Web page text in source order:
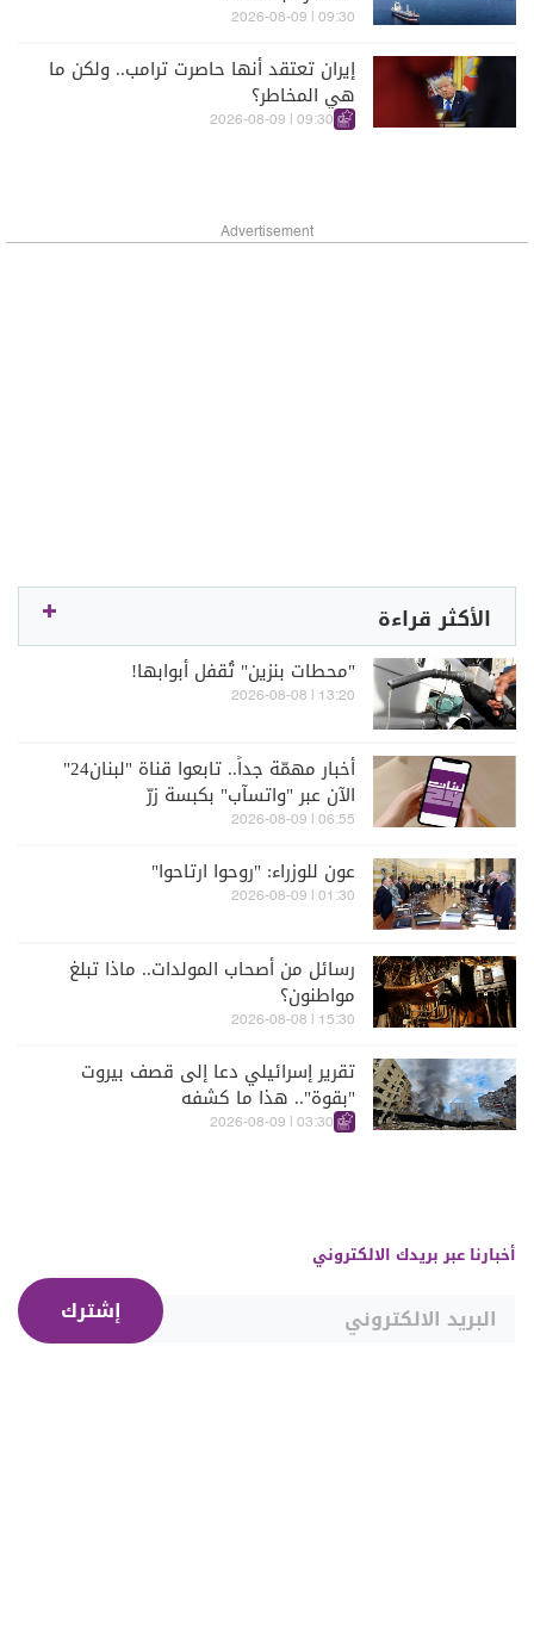
09:30 | 2026-08-09
إيران تعتقد أنها حاصرت ترامب.. ولكن ما
هي المخاطر؟
09:30 | 2026-08-09
Advertisement
الأكثر قراءة
"محطات بنزين" تُقفل أبوابها!
13:20 | 2026-08-08
أخبار مهمّة جداً.. تابعوا قناة "لبنان24"
الآن عبر "واتسآب" بكبسة زرّ
06:55 | 2026-08-09
عون للوزراء: "روحوا ارتاحوا"
01:30 | 2026-08-09
رسائل من أصحاب المولدات.. ماذا تبلغ
مواطنون؟
15:30 | 2026-08-08
تقرير إسرائيلي دعا إلى قصف بيروت
"بقوة".. هذا ما كشفه
03:30 | 2026-08-09
أخبارنا عبر بريدك الالكتروني
إشترك